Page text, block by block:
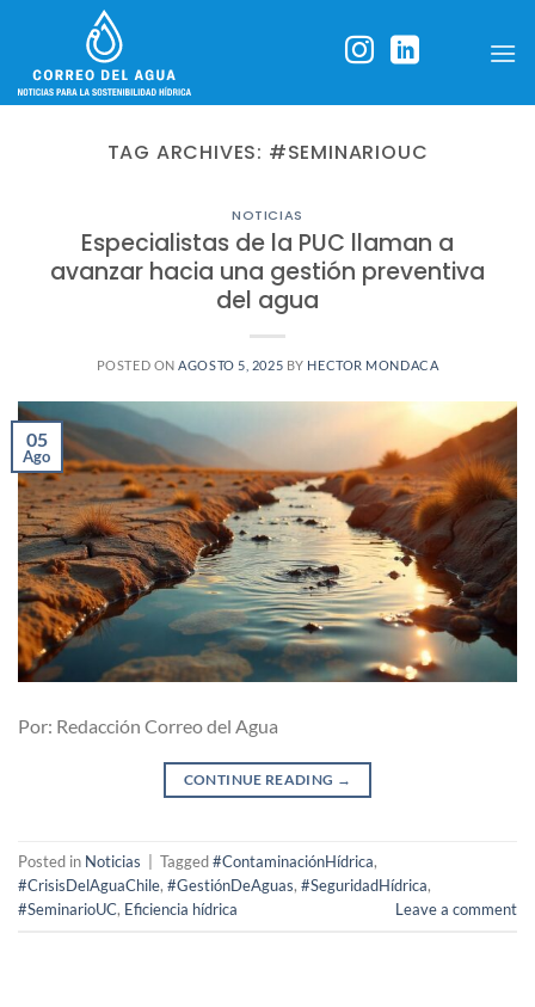
content
TAG ARCHIVES: #SEMINARIOUC
NOTICIAS
Especialistas de la PUC llaman a
avanzar hacia una gestión preventiva
del agua
POSTED ON AGOSTO 5, 2025 BY HECTOR MONDACA
05
Ago
Por: Redacción Correo del Agua
CONTINUE READING →
Posted in Noticias Tagged#ContaminaciónHídrica,
#CrisisDelAguaChile, #GestiónDeAguas, #SeguridadHídrica,
#SeminarioUC, Eficiencia hídrica Leave a comment